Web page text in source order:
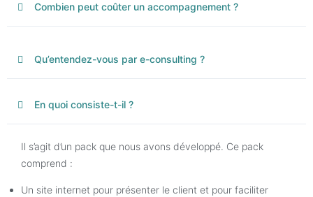
Combien peut coûter un accompagnement ?
Qu’entendez-vous par e-consulting ?
En quoi consiste-t-il ?
Il s’agit d’un pack que nous avons développé. Ce pack
comprend :
Un site internet pour présenter le client et pour faciliter